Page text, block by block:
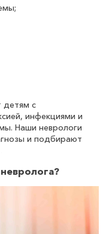
детям с
инфекциями и
Наши неврологи
и подбирают